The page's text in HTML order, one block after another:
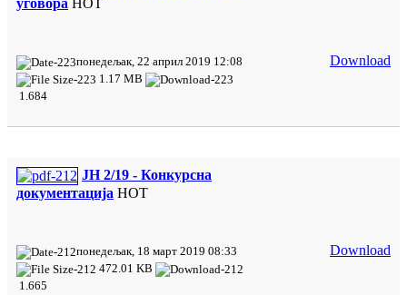
уговора HOT
понедељак, 22 април 2019 12:08
1.17 MB
1.684
Download
ЈН 2/19 - Конкурсна
документација HOT
понедељак, 18 март 2019 08:33
472.01 KB
1.665
Download